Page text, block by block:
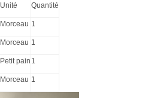
Unité Quantité
Morceau 1
Morceau 1
Petit pain 1
Morceau 1